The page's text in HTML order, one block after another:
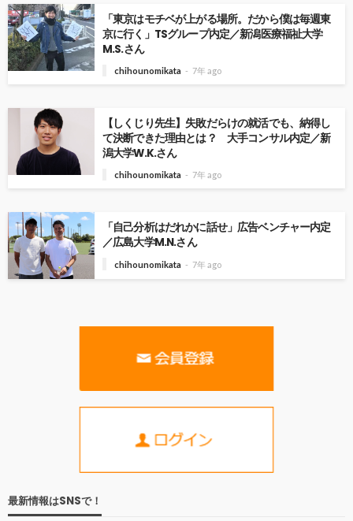
「東京はモチベが上がる場所。だから僕は毎週東
京に行く」TSグループ内定／新潟医療福祉大学
M.S.さん
chihounomikata 7年 ago
【しくじり先生】失敗だらけの就活でも、納得し
て決断できた理由とは？ 大手コンサル内定／新
潟大学W.K.さん
chihounomikata 7年 ago
「自己分析はだれかに話せ」広告ベンチャー内定
／広島大学M.N.さん
chihounomikata 7年 ago
最新情報はSNSで！